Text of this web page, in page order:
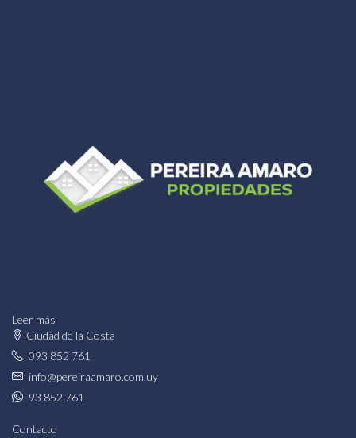
Leer más
Ciudad de la Costa
093 852 761
info@pereiraamaro.com.uy
93 852 761
Contacto